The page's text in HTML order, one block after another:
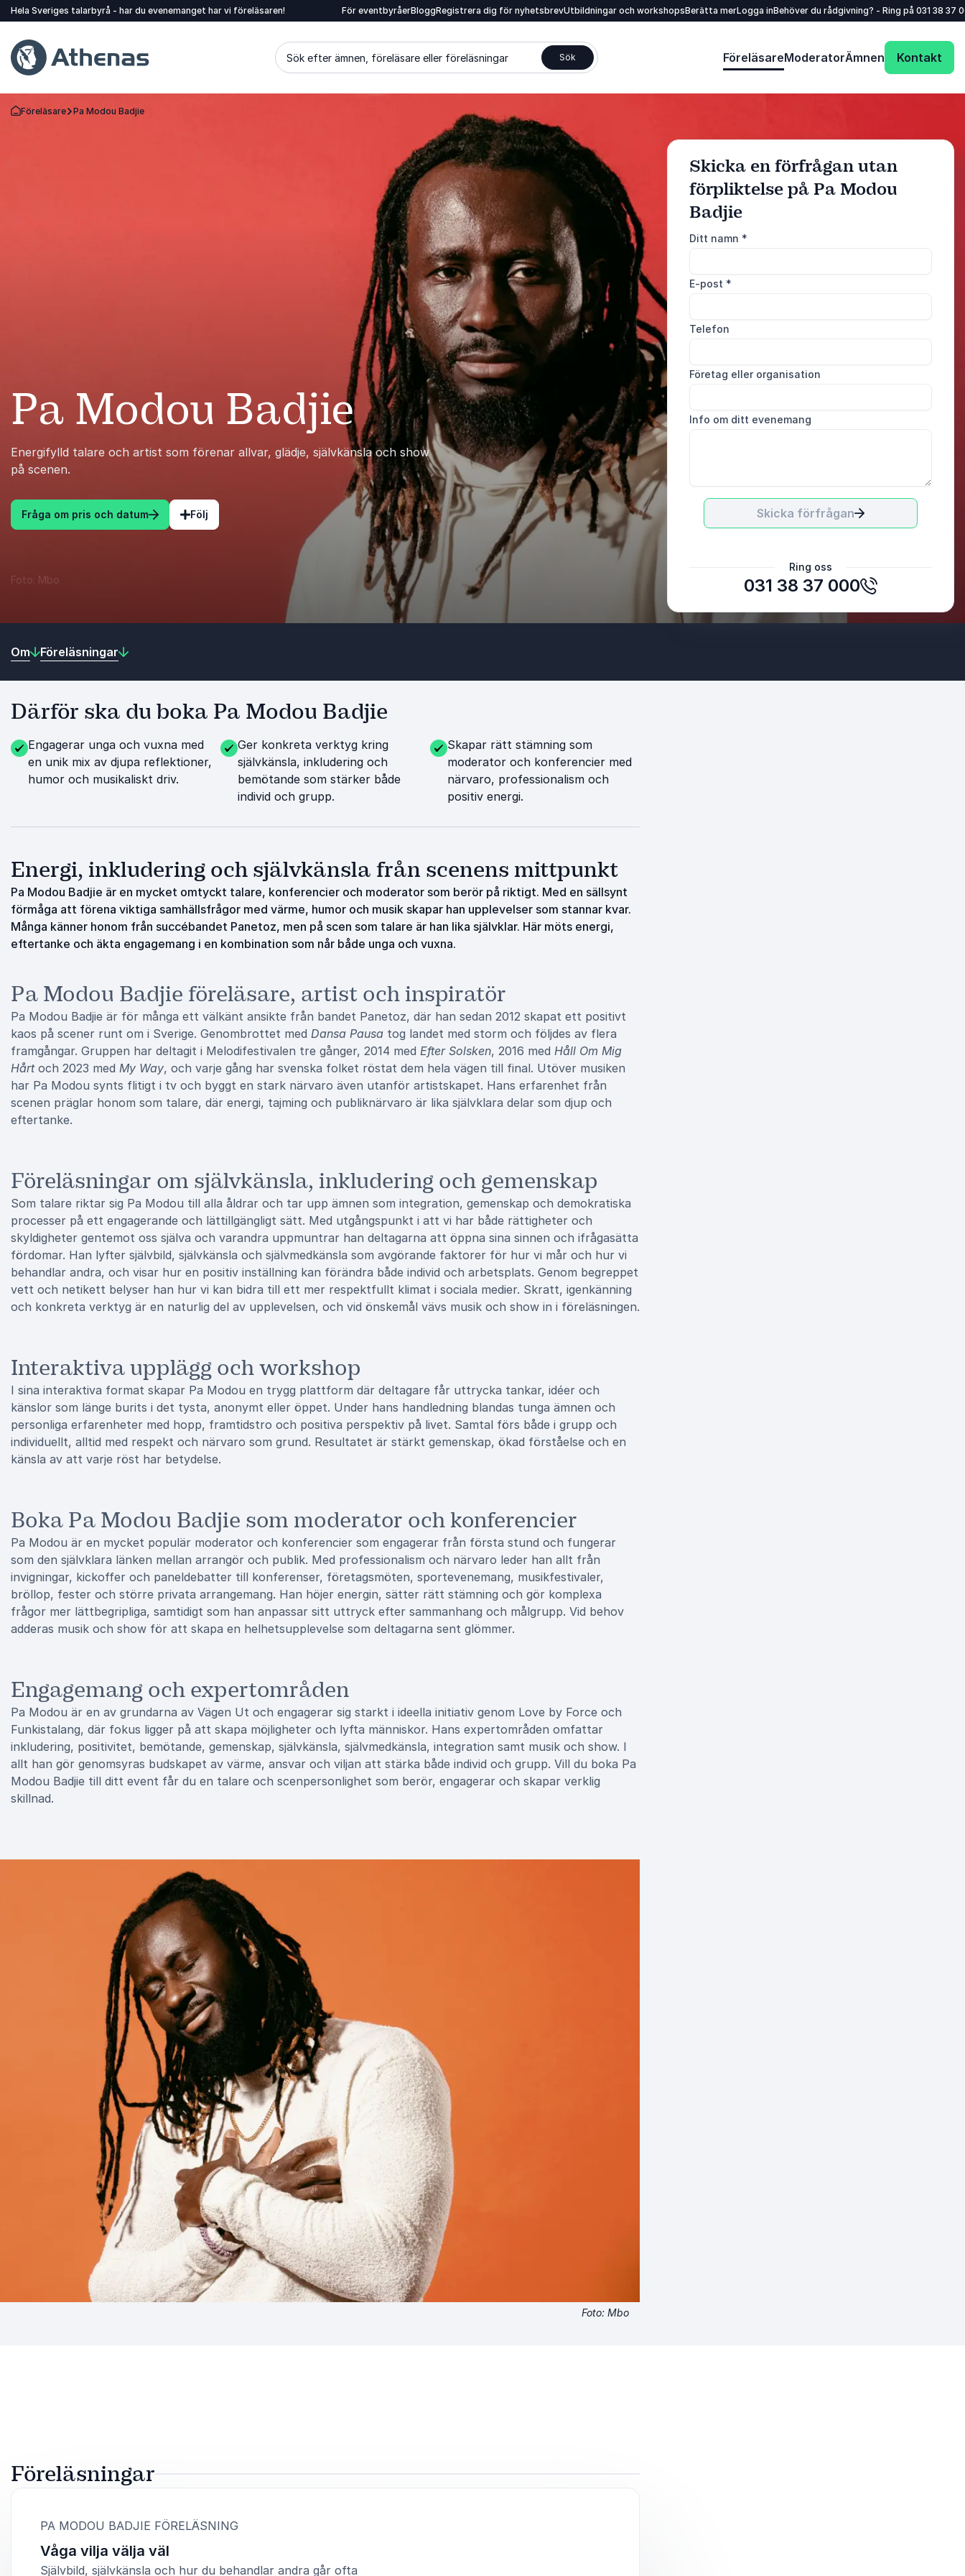
Hela Sveriges talarbyrå - har du evenemanget har vi föreläsaren! För eventbyråerBloggRegistrera dig för nyhetsbrevUtbildningar och workshopsBerätta merLogga inBehöver du rådgivning? - Ring på 031 38 37
Sök efter ämnen, föreläsare eller föreläsningar Sök FöreläsareModeratorÄmnen Kontakt
Gå tillbaka till startsidan
Föreläsare Pa Modou Badjie
Pa Modou Badjie
Energifylld talare och artist som förenar allvar, glädje, självkänsla och show
på scenen.
Fråga om pris och datum Följ
Foto: Mbo
Skicka en förfrågan utan
förpliktelse på Pa Modou
Badjie
Ditt namn *
E-post *
Telefon
Företag eller organisation
Info om ditt evenemang
Skicka förfrågan
Ring oss
031 38 37 000
Om Föreläsningar
Därför ska du boka Pa Modou Badjie
Engagerar unga och vuxna med
en unik mix av djupa reflektioner,
humor och musikaliskt driv.
Ger konkreta verktyg kring
självkänsla, inkludering och
bemötande som stärker både
individ och grupp.
Skapar rätt stämning som
moderator och konferencier med
närvaro, professionalism och
positiv energi.
Energi, inkludering och självkänsla från scenens mittpunkt
Pa Modou Badjie är en mycket omtyckt talare, konferencier och moderator som berör på riktigt. Med en sällsynt
förmåga att förena viktiga samhällsfrågor med värme, humor och musik skapar han upplevelser som stannar kvar.
Många känner honom från succébandet Panetoz, men på scen som talare är han lika självklar. Här möts energi,
eftertanke och äkta engagemang i en kombination som når både unga och vuxna.
Pa Modou Badjie föreläsare, artist och inspiratör
Pa Modou Badjie är för många ett välkänt ansikte från bandet Panetoz, där han sedan 2012 skapat ett positivt
kaos på scener runt om i Sverige. Genombrottet med Dansa Pausa tog landet med storm och följdes av flera
framgångar. Gruppen har deltagit i Melodifestivalen tre gånger, 2014 med Efter Solsken, 2016 med Håll Om Mig
Hårtoch 2023 med My Way, och varje gång har svenska folket röstat dem hela vägen till final. Utöver musiken
har Pa Modou synts flitigt i tv och byggt en stark närvaro även utanför artistskapet. Hans erfarenhet från
scenen präglar honom som talare, där energi, tajming och publiknärvaro är lika självklara delar som djup och
eftertanke.
Föreläsningar om självkänsla, inkludering och gemenskap
Som talare riktar sig Pa Modou till alla åldrar och tar upp ämnen som integration, gemenskap och demokratiska
processer på ett engagerande och lättillgängligt sätt. Med utgångspunkt i att vi har både rättigheter och
skyldigheter gentemot oss själva och varandra uppmuntrar han deltagarna att öppna sina sinnen och ifrågasätta
fördomar. Han lyfter självbild, självkänsla och självmedkänsla som avgörande faktorer för hur vi mår och hur vi
behandlar andra, och visar hur en positiv inställning kan förändra både individ och arbetsplats. Genom begreppet
vett och netikett belyser han hur vi kan bidra till ett mer respektfullt klimat i sociala medier. Skratt, igenkänning
och konkreta verktyg är en naturlig del av upplevelsen, och vid önskemål vävs musik och show in i föreläsningen.
Interaktiva upplägg och workshop
I sina interaktiva format skapar Pa Modou en trygg plattform där deltagare får uttrycka tankar, idéer och
känslor som länge burits i det tysta, anonymt eller öppet. Under hans handledning blandas tunga ämnen och
personliga erfarenheter med hopp, framtidstro och positiva perspektiv på livet. Samtal förs både i grupp och
individuellt, alltid med respekt och närvaro som grund. Resultatet är stärkt gemenskap, ökad förståelse och en
känsla av att varje röst har betydelse.
Boka Pa Modou Badjie som moderator och konferencier
Pa Modou är en mycket populär moderator och konferencier som engagerar från första stund och fungerar
som den självklara länken mellan arrangör och publik. Med professionalism och närvaro leder han allt från
invigningar, kickoffer och paneldebatter till konferenser, företagsmöten, sportevenemang, musikfestivaler,
bröllop, fester och större privata arrangemang. Han höjer energin, sätter rätt stämning och gör komplexa
frågor mer lättbegripliga, samtidigt som han anpassar sitt uttryck efter sammanhang och målgrupp. Vid behov
adderas musik och show för att skapa en helhetsupplevelse som deltagarna sent glömmer.
Engagemang och expertområden
Pa Modou är en av grundarna av Vägen Ut och engagerar sig starkt i ideella initiativ genom Love by Force och
Funkistalang, där fokus ligger på att skapa möjligheter och lyfta människor. Hans expertområden omfattar
inkludering, positivitet, bemötande, gemenskap, självkänsla, självmedkänsla, integration samt musik och show. I
allt han gör genomsyras budskapet av värme, ansvar och viljan att stärka både individ och grupp. Vill du boka Pa
Modou Badjie till ditt event får du en talare och scenpersonlighet som berör, engagerar och skapar verklig
skillnad.
Foto: Mbo
Föreläsningar
PA MODOU BADJIE FÖRELÄSNING
Våga vilja välja väl
Självbild, självkänsla och hur du behandlar andra går ofta